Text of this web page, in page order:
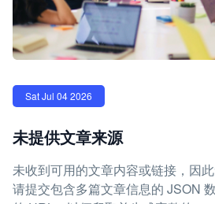
Sat Jul 04 2026
未提供文章来源
未收到可用的文章内容或链接，因此
请提交包含多篇文章信息的 JSON